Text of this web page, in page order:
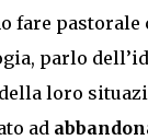
fare
parlo
loro
ad